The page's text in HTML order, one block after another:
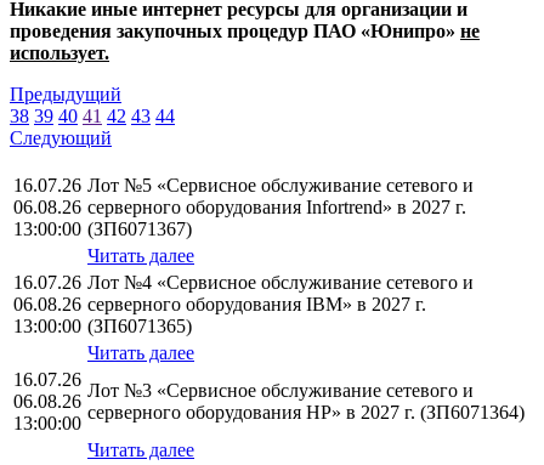
Никакие иные интернет ресурсы для организации и
проведения закупочных процедур ПАО «Юнипро» не
использует.
Предыдущий
38 39 40 41 42 43 44
Следующий
16.07.26
06.08.26
13:00:00
Лот №5 «Сервисное обслуживание сетевого и
серверного оборудования Infortrend» в 2027 г.
(ЗП6071367)
Читать далее
16.07.26
06.08.26
13:00:00
Лот №4 «Сервисное обслуживание сетевого и
серверного оборудования IBM» в 2027 г.
(ЗП6071365)
Читать далее
16.07.26
06.08.26
13:00:00
Лот №3 «Сервисное обслуживание сетевого и
серверного оборудования НР» в 2027 г. (ЗП6071364)
Читать далее